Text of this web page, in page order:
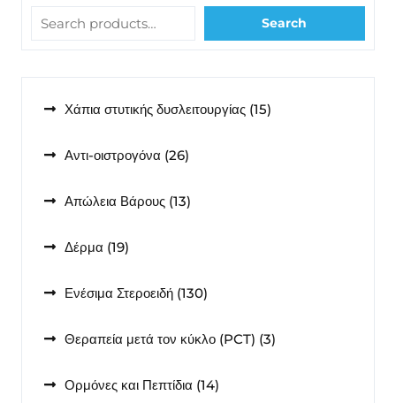
Search
Χάπια στυτικής δυσλειτουργίας 1515
Αντι-οιστρογόνα 2626
Απώλεια Βάρους 1313
Δέρμα 1919
Ενέσιμα Στεροειδή 130130
Θεραπεία μετά τον κύκλο (PCT) 33
Ορμόνες και Πεπτίδια 1414